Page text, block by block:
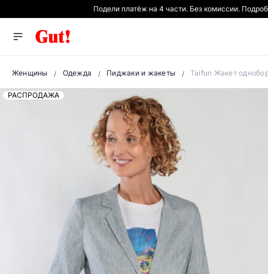
Подели платёж на 4 части. Без комиссии.
Женщины Одежда Пиджаки и жакеты Taifun Жакет
РАСПРОДАЖА